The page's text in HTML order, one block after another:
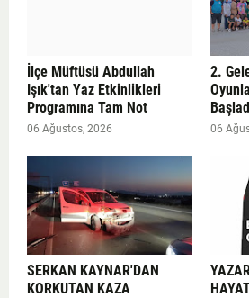
İlçe Müftüsü Abdullah
Işık'tan Yaz Etkinlikleri
Programına Tam Not
06 Ağustos, 2026
2.
06
SERKAN KAYNAR'DAN
KORKUTAN KAZA